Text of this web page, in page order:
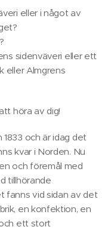
eller i något av
sidenväveri eller ett
eller Almgrens
höra av dig!
och är idag det
kvar i Norden. Nu
och föremål med
tillhörande
fanns vid sidan av det
en konfektion, en
ett stort